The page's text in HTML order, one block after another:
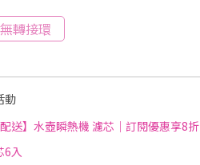
無轉接環
動
配送】水壺瞬熱機 濾芯｜訂閱優惠享8折
6入